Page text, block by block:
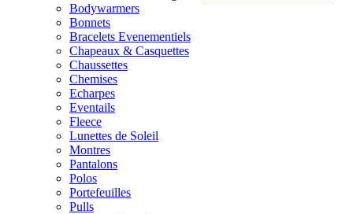
Bodywarmers
Bonnets
Bracelets Evenementiels
Chapeaux & Casquettes
Chaussettes
Chemises
Echarpes
Eventails
Fleece
Lunettes de Soleil
Montres
Pantalons
Polos
Portefeuilles
Pulls